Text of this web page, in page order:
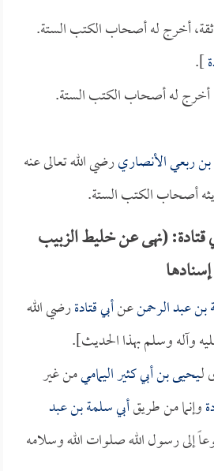
ثقة، أخرج له أصحاب الكتب الستة.
].
أخرج له أصحاب الكتب الستة.
بن ربعي الأنصاريرضي الله تعالى عنه
أصحاب الكتب الستة.
(نهى عن خليط الزبيب
بن عبد الرحمنعنأبي قتادةرضي الله
وآله وسلم بهذا الحديث].
يحيى بن أبي كثير اليماميمن غير
وإنما من طريقأبي سلمة بن عبد
إلى رسول الله صلوات الله وسلامه